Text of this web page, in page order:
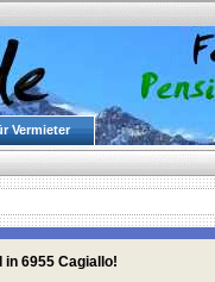
Vermieter
in 6955 Cagiallo!